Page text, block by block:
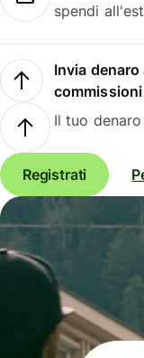
spendi
Invia
commissioni
Il tuo
Registrati